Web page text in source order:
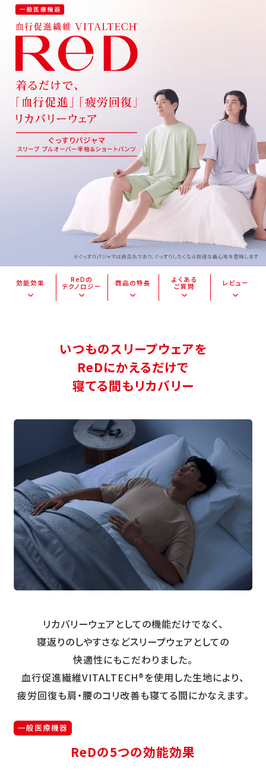
効能効果
ReDの
テクノロジー
商品の特長
よくある
ご質問
レビュー
いつものスリープウェアを
ReDにかえるだけで
寝てる間もリカバリー
リカバリーウェアとしての機能だけでなく、
寝返りのしやすさなどスリープウェアとしての
快適性にもこだわりました。
血行促進繊維VITALTECH®を使用した生地により、
疲労回復も肩・腰のコリ改善も寝てる間にかなえます。
一般医療機器
ReDの5つの効能効果